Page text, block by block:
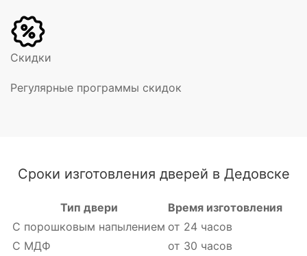
Скидки
Регулярные программы скидок
Сроки изготовления дверей в Дедовске
Тип двери
Время изготовления
С порошковым напылением от 24 часов
С МДФ
от 30 часов